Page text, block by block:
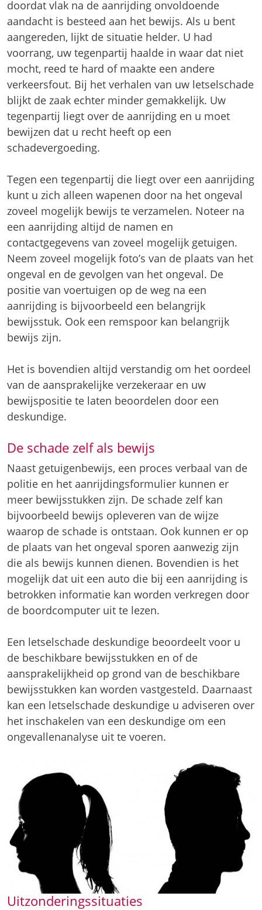
doordat vlak na de aanrijding onvoldoende
aandacht is besteed aan het bewijs. Als u bent
aangereden, lijkt de situatie helder. U had
voorrang, uw tegenpartij haalde in waar dat niet
mocht, reed te hard of maakte een andere
verkeersfout. Bij het verhalen van uw letselschade
blijkt de zaak echter minder gemakkelijk. Uw
tegenpartij liegt over de aanrijding en u moet
bewijzen dat u recht heeft op een
schadevergoeding.
Tegen een tegenpartij die liegt over een aanrijding
kunt u zich alleen wapenen door na het ongeval
zoveel mogelijk bewijs te verzamelen. Noteer na
een aanrijding altijd de namen en
contactgegevens van zoveel mogelijk getuigen.
Neem zoveel mogelijk foto’s van de plaats van het
ongeval en de gevolgen van het ongeval. De
positie van voertuigen op de weg na een
aanrijding is bijvoorbeeld een belangrijk
bewijsstuk. Ook een remspoor kan belangrijk
bewijs zijn.
Het is bovendien altijd verstandig om het oordeel
van de aansprakelijke verzekeraar en uw
bewijspositie te laten beoordelen door een
deskundige.
De schade zelf als bewijs
Naast getuigenbewijs, een proces verbaal van de
politie en het aanrijdingsformulier kunnen er
meer bewijsstukken zijn. De schade zelf kan
bijvoorbeeld bewijs opleveren van de wijze
waarop de schade is ontstaan. Ook kunnen er op
de plaats van het ongeval sporen aanwezig zijn
die als bewijs kunnen dienen. Bovendien is het
mogelijk dat uit een auto die bij een aanrijding is
betrokken informatie kan worden verkregen door
de boordcomputer uit te lezen.
Een letselschade deskundige beoordeelt voor u
de beschikbare bewijsstukken en of de
aansprakelijkheid op grond van de beschikbare
bewijsstukken kan worden vastgesteld. Daarnaast
kan een letselschade deskundige u adviseren over
het inschakelen van een deskundige om een
ongevallenanalyse uit te voeren.
Uitzonderingssituaties